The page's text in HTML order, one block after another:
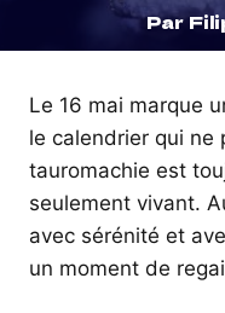
Par
Le 16 mai marque
le calendrier qui ne
tauromachie est
seulement vivant.
avec sérénité et
un moment de